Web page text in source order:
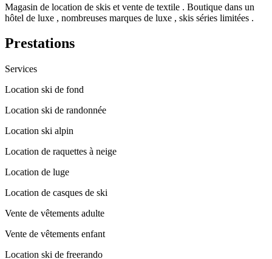
Magasin de location de skis et vente de textile . Boutique dans un
hôtel de luxe , nombreuses marques de luxe , skis séries limitées .
Prestations
Services
Location ski de fond
Location ski de randonnée
Location ski alpin
Location de raquettes à neige
Location de luge
Location de casques de ski
Vente de vêtements adulte
Vente de vêtements enfant
Location ski de freerando